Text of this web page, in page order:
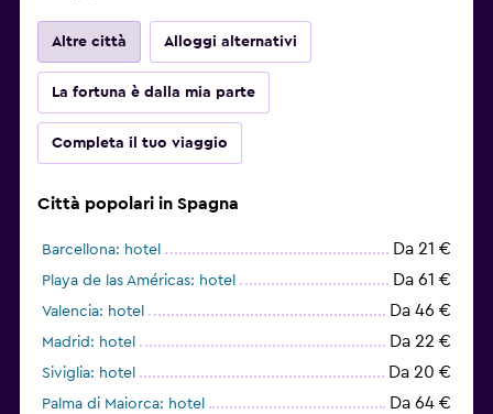
Altre città Alloggi alternativi
La fortuna è dalla mia parte
Completa il tuo viaggio
Città popolari in Spagna
Barcellona: hotel Da 21 €
Playa de las Américas: hotel Da 61 €
Valencia: hotel Da 46 €
Madrid: hotel Da 22 €
Siviglia: hotel Da 20 €
Palma di Maiorca: hotel Da 64 €